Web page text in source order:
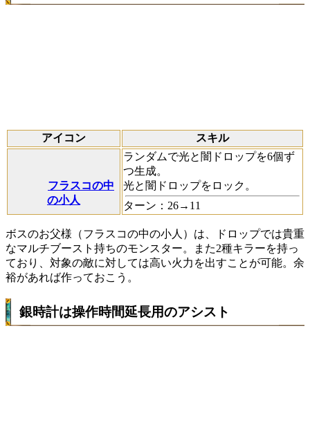
アイコン スキル
フラスコの中
の小人
ランダムで光と闇ドロップを6個ず
つ生成。
光と闇ドロップをロック。
ターン：26→11
ボスのお父様（フラスコの中の小人）は、ドロップでは貴重
なマルチブースト持ちのモンスター。また2種キラーを持っ
ており、対象の敵に対しては高い火力を出すことが可能。余
裕があれば作っておこう。
銀時計は操作時間延長用のアシスト